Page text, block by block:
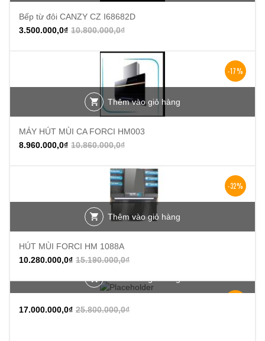
Bếp từ đôi CANZY CZ I68682D
10.800.000,0₫
3.500.000,0₫
-17%
Thêm vào giỏ hàng
MÁY HÚT MÙI CA FORCI HM003
10.860.000,0₫
8.960.000,0₫
-32%
Thêm vào giỏ hàng
HÚT MÙI FORCI HM 1088A
15.190.000,0₫
10.280.000,0₫
25.800.000,0₫
17.000.000,0₫